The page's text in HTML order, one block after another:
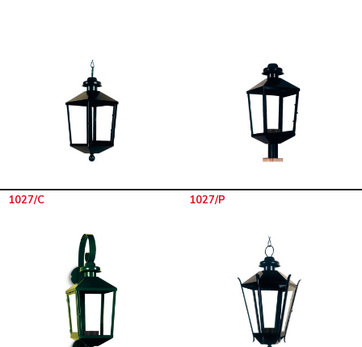
1027/C 1027/P